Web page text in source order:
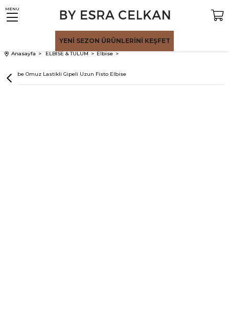
MENU
YENİ SEZON ÜRÜNLERİNİ KEŞFET
Anasayfa ELBİSE & TULUM Elbise
Pembe Omuz Lastikli Gipeli Uzun Fisto Elbise